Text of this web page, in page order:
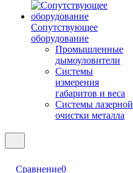
Сопутствующее
оборудование
Промышленные
дымоуловители
Системы
измерения
габаритов и веса
Системы лазерной
очистки металла
Сравнение0